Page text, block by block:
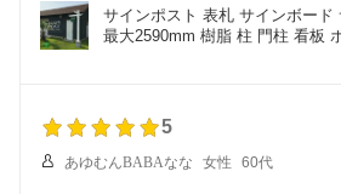
サインポスト 表札 サインボード
最大2590mm 樹脂 柱 門柱 看板
5
あゆむんBABAなな 女性 60代